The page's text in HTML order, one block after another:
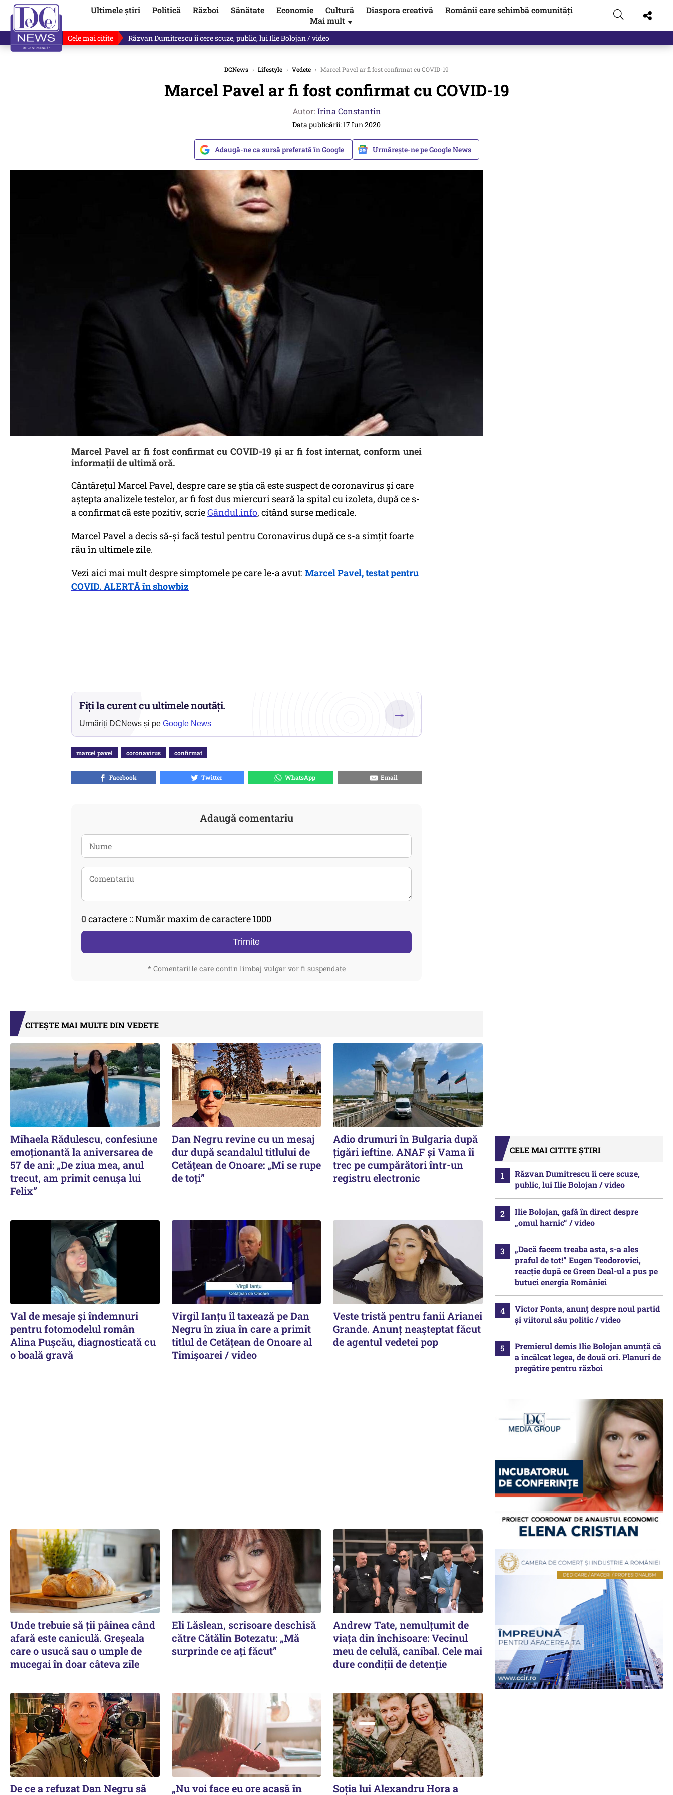
Ultimele știri Politică Război Sănătate Economie Cultură Diaspora creativă
Românii care schimbă comunități
Mai mult ▼
Cele mai citite Răzvan Dumitrescu îi cere scuze, public, lui Ilie Bolojan / video
DCNews › Lifestyle › Vedete › Marcel Pavel ar fi fost confirmat cu COVID-19
Marcel Pavel ar fi fost confirmat cu COVID-19
Autor:Irina Constantin
Data publicării: 17 Iun 2020
Adaugă-ne ca sursă preferată în Google Urmărește-ne pe Google News
Marcel Pavel ar fi fost confirmat cu COVID-19 și ar fi fost internat, conform unei
informații de ultimă oră.
Cântărețul Marcel Pavel, despre care se știa că este suspect de coronavirus și care
aștepta analizele testelor, ar fi fost dus miercuri seară la spital cu izoleta, după ce s-
a confirmat că este pozitiv, scrieGândul.info, citând surse medicale.
Marcel Pavel a decis să-și facă testul pentru Coronavirus după ce s-a simțit foarte
rău în ultimele zile.
Vezi aici mai mult despre simptomele pe care le-a avut: Marcel Pavel, testat pentru
COVID. ALERTĂ în showbiz
Fiți la curent cu ultimele noutăți.
Urmăriți DCNews și pe Google News
→
marcel pavel coronavirus confirmat
Facebook Twitter WhatsApp Email
Adaugă comentariu
0caractere :: Număr maxim de caractere 1000
Trimite
* Comentariile care contin limbaj vulgar vor fi suspendate
CITEȘTE MAI MULTE DIN VEDETE
Mihaela Rădulescu, confesiune
emoționantă la aniversarea de
57 de ani: „De ziua mea, anul
trecut, am primit cenușa lui
Felix”
Dan Negru revine cu un mesaj
dur după scandalul titlului de
Cetățean de Onoare: „Mi se rupe
de toți”
Adio drumuri în Bulgaria după
țigări ieftine. ANAF și Vama îi
trec pe cumpărători într-un
registru electronic
Val de mesaje și îndemnuri
pentru fotomodelul român
Alina Pușcău, diagnosticată cu
o boală gravă
Virgil Ianțu îl taxează pe Dan
Negru în ziua în care a primit
titlul de Cetățean de Onoare al
Timișoarei / video
Veste tristă pentru fanii Arianei
Grande. Anunț neașteptat făcut
de agentul vedetei pop
Unde trebuie să ții pâinea când
afară este caniculă. Greșeala
care o usucă sau o umple de
mucegai în doar câteva zile
Eli Lăslean, scrisoare deschisă
către Cătălin Botezatu: „Mă
surprinde ce ați făcut”
Andrew Tate, nemulțumit de
viața din închisoare: Vecinul
meu de celulă, canibal. Cele mai
dure condiții de detenție
De ce a refuzat Dan Negru să
„Nu voi face eu ore acasă în
Soția lui Alexandru Hora a
CELE MAI CITITE ȘTIRI
Răzvan Dumitrescu îi cere scuze,
public, lui Ilie Bolojan / video
Ilie Bolojan, gafă în direct despre
„omul harnic“ / video
„Dacă facem treaba asta, s-a ales
praful de tot!” Eugen Teodorovici,
reacție după ce Green Deal-ul a pus pe
butuci energia României
Victor Ponta, anunț despre noul partid
și viitorul său politic / video
Premierul demis Ilie Bolojan anunță că
a încălcat legea, de două ori. Planuri de
pregătire pentru război